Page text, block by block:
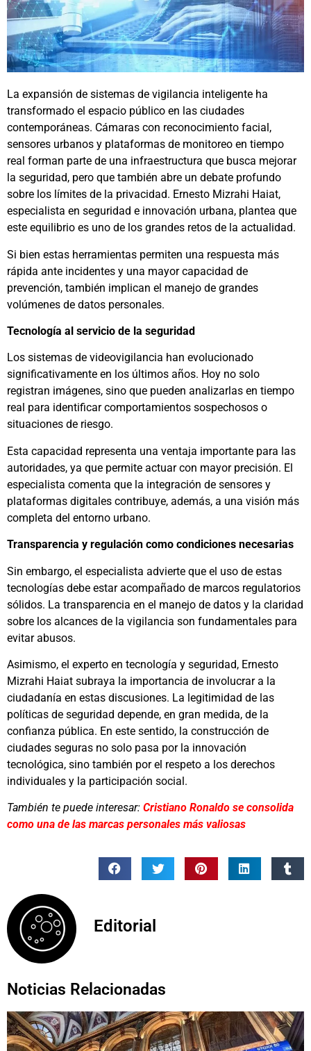
La expansión de sistemas de vigilancia inteligente ha
transformado el espacio público en las ciudades
contemporáneas. Cámaras con reconocimiento facial,
sensores urbanos y plataformas de monitoreo en tiempo
real forman parte de una infraestructura que busca mejorar
la seguridad, pero que también abre un debate profundo
sobre los límites de la privacidad. Ernesto Mizrahi Haiat,
especialista en seguridad e innovación urbana, plantea que
este equilibrio es uno de los grandes retos de la actualidad.
Si bien estas herramientas permiten una respuesta más
rápida ante incidentes y una mayor capacidad de
prevención, también implican el manejo de grandes
volúmenes de datos personales.
Tecnología al servicio de la seguridad
Los sistemas de videovigilancia han evolucionado
significativamente en los últimos años. Hoy no solo
registran imágenes, sino que pueden analizarlas en tiempo
real para identificar comportamientos sospechosos o
situaciones de riesgo.
Esta capacidad representa una ventaja importante para las
autoridades, ya que permite actuar con mayor precisión. El
especialista comenta que la integración de sensores y
plataformas digitales contribuye, además, a una visión más
completa del entorno urbano.
Transparencia y regulación como condiciones necesarias
Sin embargo, el especialista advierte que el uso de estas
tecnologías debe estar acompañado de marcos regulatorios
sólidos. La transparencia en el manejo de datos y la claridad
sobre los alcances de la vigilancia son fundamentales para
evitar abusos.
Asimismo, el experto en tecnología y seguridad, Ernesto
Mizrahi Haiat subraya la importancia de involucrar a la
ciudadanía en estas discusiones. La legitimidad de las
políticas de seguridad depende, en gran medida, de la
confianza pública. En este sentido, la construcción de
ciudades seguras no solo pasa por la innovación
tecnológica, sino también por el respeto a los derechos
individuales y la participación social.
También te puede interesar: Cristiano Ronaldo se consolida
como una de las marcas personales más valiosas
Editorial
Noticias Relacionadas